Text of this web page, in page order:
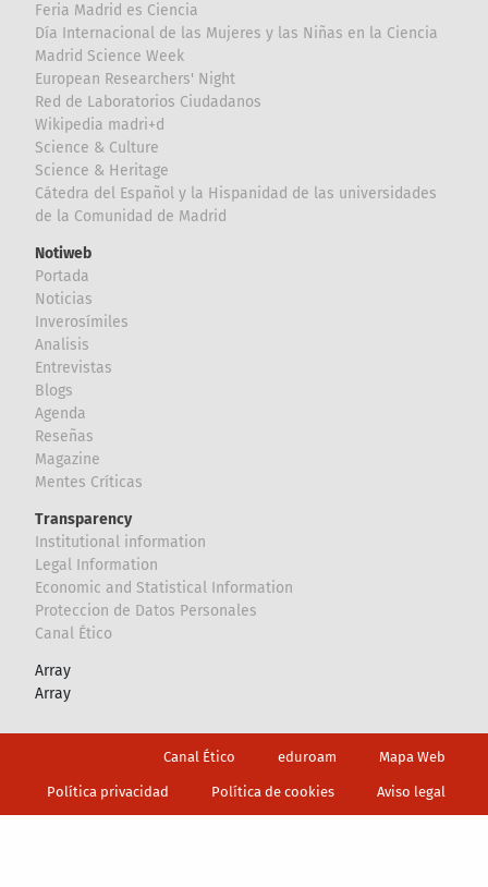
Feria Madrid es Ciencia
Día Internacional de las Mujeres y las Niñas en la Ciencia
Madrid Science Week
European Researchers' Night
Red de Laboratorios Ciudadanos
Wikipedia madri+d
Science & Culture
Science & Heritage
Cátedra del Español y la Hispanidad de las universidades
de la Comunidad de Madrid
Notiweb
Portada
Noticias
Inverosímiles
Analisis
Entrevistas
Blogs
Agenda
Reseñas
Magazine
Mentes Críticas
Transparency
Institutional information
Legal Information
Economic and Statistical Information
Proteccion de Datos Personales
Canal Ético
Array
Array
Canal Ético eduroam Mapa Web
Política privacidad Política de cookies Aviso legal